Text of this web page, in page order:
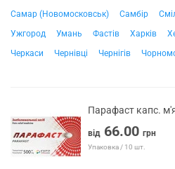
Самар (Новомосковськ)
Самбір
Ужгород
Умань Фастів Харків
Черкаси
Чернівці Чернігів
Парафаст капс.
від 66.00 грн
Упаковка / 10 шт.